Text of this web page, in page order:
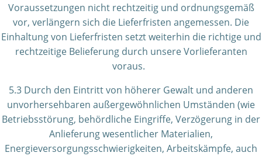
Voraussetzungen nicht rechtzeitig und ordnungsgemäß
vor, verlängern sich die Lieferfristen angemessen. Die
Einhaltung von Lieferfristen setzt weiterhin die richtige und
rechtzeitige Belieferung durch unsere Vorlieferanten
voraus.
5.3 Durch den Eintritt von höherer Gewalt und anderen
unvorhersehbaren außergewöhnlichen Umständen (wie
Betriebsstörung, behördliche Eingriffe, Verzögerung in der
Anlieferung wesentlicher Materialien,
Energieversorgungsschwierigkeiten, Arbeitskämpfe, auch